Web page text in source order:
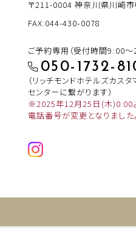
〒211-0004神奈川県川崎
FAX:044-430-0078
ご予約専用（受付時間9:00～
050-1732-
（リッチモンドホテルズカスタ
センターに繋がります）
※2025年12月25日(木)0:00よ
電話番号が変更となりました。